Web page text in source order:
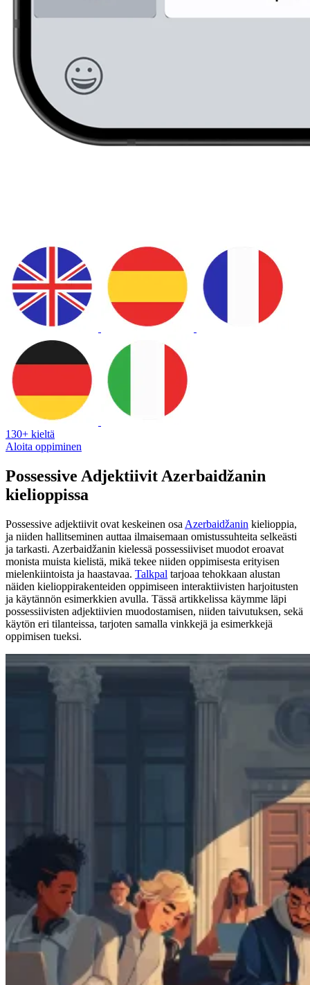
130+ kieltä
Aloita oppiminen
Possessive Adjektiivit Azerbaidžanin
kielioppissa
Possessive adjektiivit ovat keskeinen osa Azerbaidžanin kielioppia,
ja niiden hallitseminen auttaa ilmaisemaan omistussuhteita selkeästi
ja tarkasti. Azerbaidžanin kielessä possessiiviset muodot eroavat
monista muista kielistä, mikä tekee niiden oppimisesta erityisen
mielenkiintoista ja haastavaa. Talkpal tarjoaa tehokkaan alustan
näiden kielioppirakenteiden oppimiseen interaktiivisten harjoitusten
ja käytännön esimerkkien avulla. Tässä artikkelissa käymme läpi
possessiivisten adjektiivien muodostamisen, niiden taivutuksen, sekä
käytön eri tilanteissa, tarjoten samalla vinkkejä ja esimerkkejä
oppimisen tueksi.